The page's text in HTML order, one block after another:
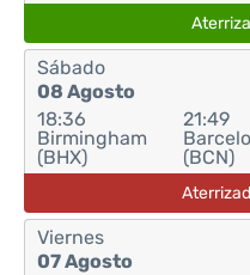
Sábado
08 Agosto
18:36
Birmingham
(BHX)
21:49
(BCN)
Viernes
07 Agosto